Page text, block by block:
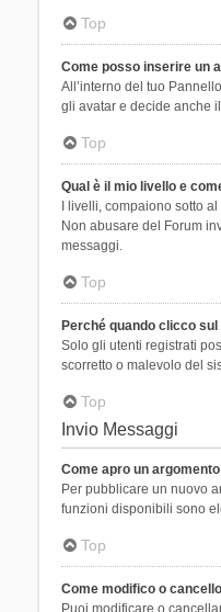
Top
Come posso inserire un
All’interno del tuo
gli avatar e decide anche
Top
Qual è il mio livello e
I livelli, compaiono sotto
Non abusare del Forum
messaggi.
Top
Perché quando clicco
Solo gli utenti registrati
scorretto o malevolo del
Top
Invio Messaggi
Come apro un
Per pubblicare un nuovo
funzioni disponibili sono
Top
Come modifico o
Puoi modificare o